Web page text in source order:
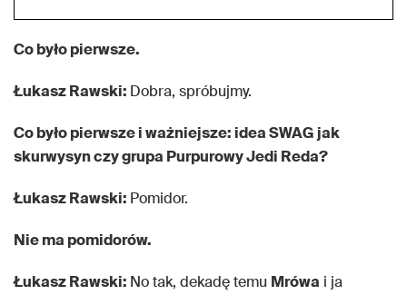
Co było pierwsze.
Łukasz Rawski: Dobra, spróbujmy.
Co było pierwsze i ważniejsze: idea SWAG jak
skurwysyn czy grupa Purpurowy Jedi Reda?
Łukasz Rawski: Pomidor.
Nie ma pomidorów.
Łukasz Rawski: No tak, dekadę temu Mrówa i ja